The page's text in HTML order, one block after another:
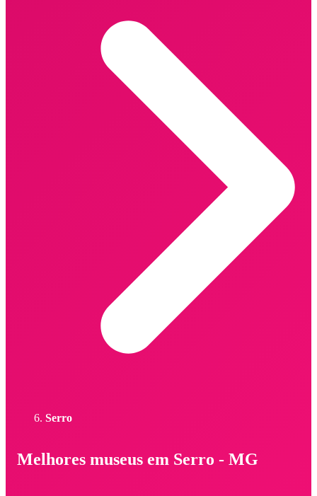
Serro
Melhores museus em Serro - MG